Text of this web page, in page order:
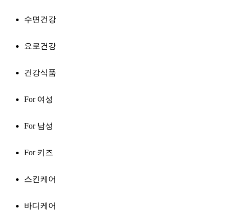
수면건강
요로건강
건강식품
For 여성
For 남성
For 키즈
스킨케어
바디케어